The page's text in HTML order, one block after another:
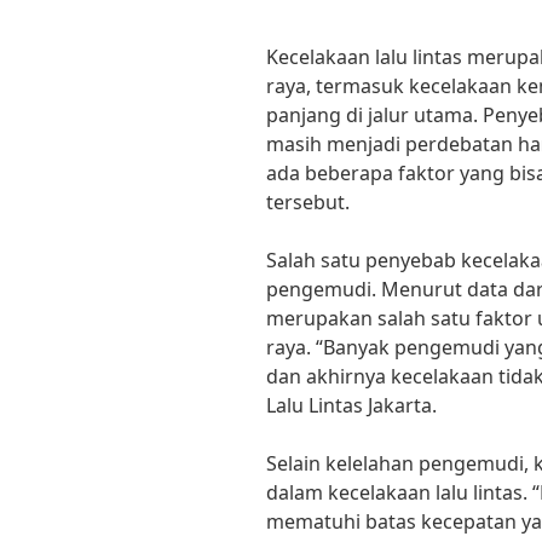
Kecelakaan lalu lintas
raya, termasuk kecelakaan
panjang di jalur utama.
masih menjadi perdebatan
ada beberapa faktor yang
tersebut.
Salah satu penyebab
pengemudi. Menurut data
merupakan salah satu faktor
raya. “Banyak pengemudi
dan akhirnya kecelakaan
Lalu Lintas Jakarta.
Selain kelelahan
dalam kecelakaan lalu lintas.
mematuhi batas kecepatan